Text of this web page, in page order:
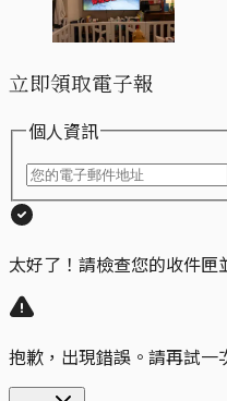
立即領取電子報
個人資訊
太好了！請檢查您的收件匣
抱歉，出現錯誤。請再試一